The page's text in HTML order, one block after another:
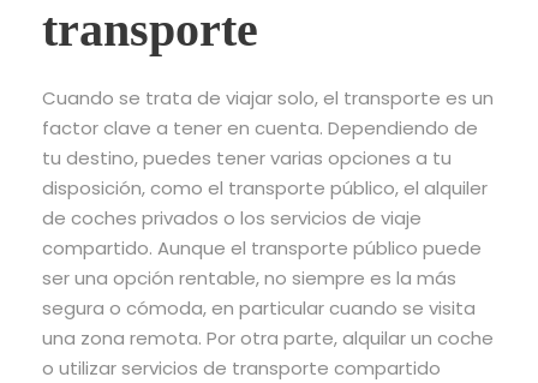
transporte
Cuando se trata de viajar solo, el transporte es un
factor clave a tener en cuenta. Dependiendo de
tu destino, puedes tener varias opciones a tu
disposición, como el transporte público, el alquiler
de coches privados o los servicios de viaje
compartido. Aunque el transporte público puede
ser una opción rentable, no siempre es la más
segura o cómoda, en particular cuando se visita
una zona remota. Por otra parte, alquilar un coche
o utilizar servicios de transporte compartido